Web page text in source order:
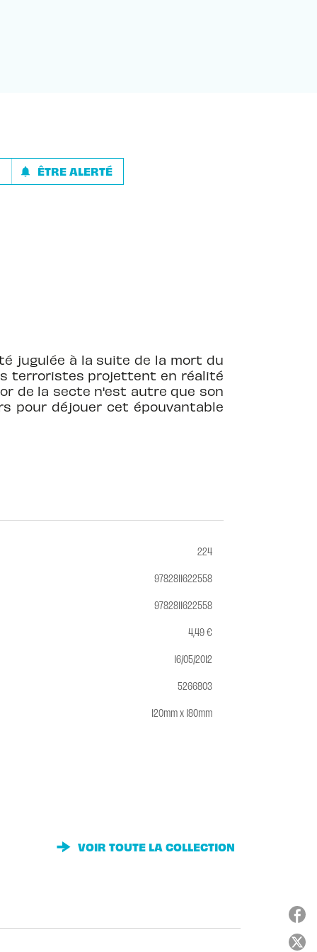
notifications ÊTRE ALERTÉ
jugulée à la suite de la mort du
terroristes projettent en réalité
de la secte n'est autre que son
pour déjouer cet épouvantable
224
9782811622558
9782811622558
4,49 €
16/05/2012
5266803
120mm x 180mm
VOIR TOUTE LA COLLECTION